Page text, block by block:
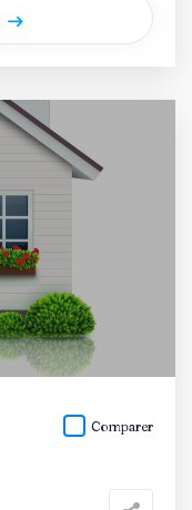
Comparer